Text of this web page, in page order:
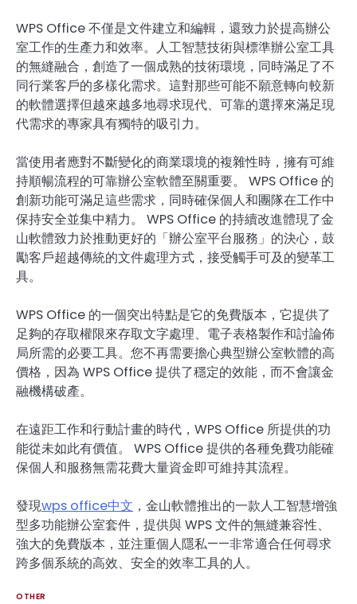
WPS Office 不僅是文件建立和編輯，還致力於提高辦公
室工作的生產力和效率。人工智慧技術與標準辦公室工具
的無縫融合，創造了一個成熟的技術環境，同時滿足了不
同行業客戶的多樣化需求。這對那些可能不願意轉向較新
的軟體選擇但越來越多地尋求現代、可靠的選擇來滿足現
代需求的專家具有獨特的吸引力。
當使用者應對不斷變化的商業環境的複雜性時，擁有可維
持順暢流程的可靠辦公室軟體至關重要。 WPS Office 的
創新功能可滿足這些需求，同時確保個人和團隊在工作中
保持安全並集中精力。 WPS Office 的持續改進體現了金
山軟體致力於推動更好的「辦公室平台服務」的決心，鼓
勵客戶超越傳統的文件處理方式，接受觸手可及的變革工
具。
WPS Office 的一個突出特點是它的免費版本，它提供了
足夠的存取權限來存取文字處理、電子表格製作和討論佈
局所需的必要工具。您不再需要擔心典型辦公室軟體的高
價格，因為 WPS Office 提供了穩定的效能，而不會讓金
融機構破產。
在遠距工作和行動計畫的時代，WPS Office 所提供的功
能從未如此有價值。 WPS Office 提供的各種免費功能確
保個人和服務無需花費大量資金即可維持其流程。
發現wps office中文 ，金山軟體推出的一款人工智慧增強
型多功能辦公室套件，提供與 WPS 文件的無縫兼容性、
強大的免費版本，並注重個人隱私——非常適合任何尋求
跨多個系統的高效、安全的效率工具的人。
OTHER